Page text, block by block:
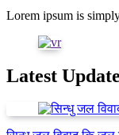
Lorem ipsum is
Latest